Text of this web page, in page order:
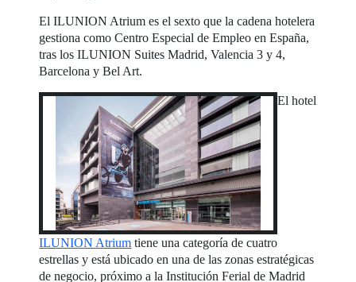
El ILUNION Atrium es el sexto que la cadena hotelera
gestiona como Centro Especial de Empleo en España,
tras los ILUNION Suites Madrid, Valencia 3 y 4,
Barcelona y Bel Art.
El hotel
ILUNION Atrium tiene una categoría de cuatro
estrellas y está ubicado en una de las zonas estratégicas
de negocio, próximo a la Institución Ferial de Madrid